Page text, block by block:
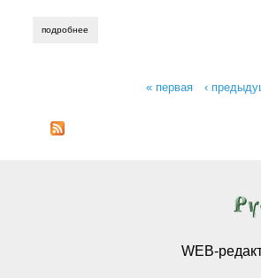
подробнее
« первая ‹
WEB-